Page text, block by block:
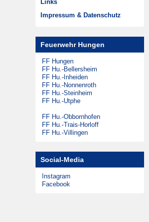
Musikzug
Steinheimer Tag
Förderkreis
Zeitungsarchiv
Links
Impressum & Datenschutz
Feuerwehr Hungen
FF Hungen
FF Hu.-Bellersheim
FF Hu.-Inheiden
FF Hu.-Nonnenroth
FF Hu.-Steinheim
FF Hu.-Utphe
FF Hu.-Obbornhofen
FF Hu.-Trais-Horloff
FF Hu.-Villingen
Social-Media
Instagram
Facebook